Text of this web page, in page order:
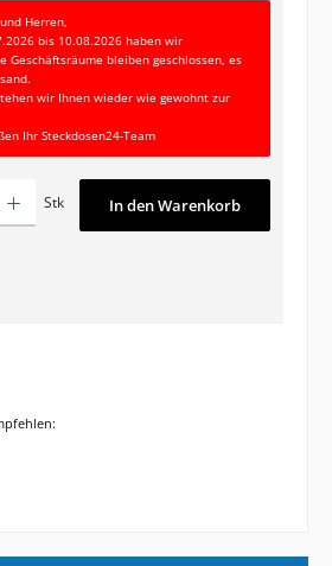
Herren,
bis 10.08.2026 haben wir
Geschäftsräume bleiben geschlossen, es
wir Ihnen wieder wie gewohnt zur
Ihr Steckdosen24-Team
gewünschten Wert ein oder benutze die
Stk In den Warenkorb